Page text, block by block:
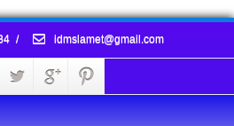
/ idmslamet@gmail.com